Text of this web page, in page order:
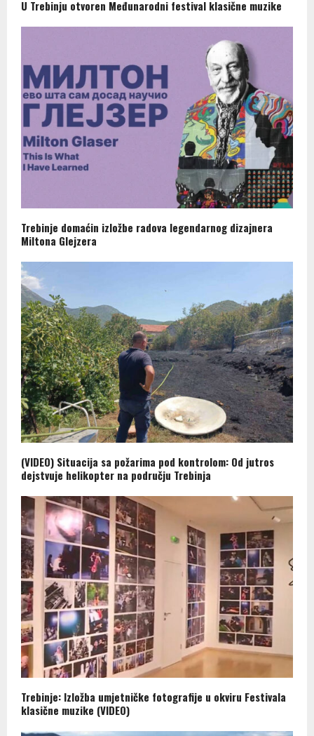
U Trebinju otvoren Međunarodni festival klasične muzike
Trebinje domaćin izložbe radova legendarnog dizajnera
Miltona Glejzera
(VIDEO) Situacija sa požarima pod kontrolom: Od jutros
dejstvuje helikopter na području Trebinja
Trebinje: Izložba umjetničke fotografije u okviru Festivala
klasične muzike (VIDEO)